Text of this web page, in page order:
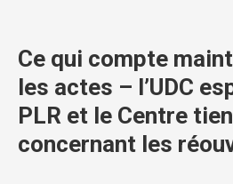
Ce qui compte
les actes – l’UDC
PLR et le Centre
concernant les